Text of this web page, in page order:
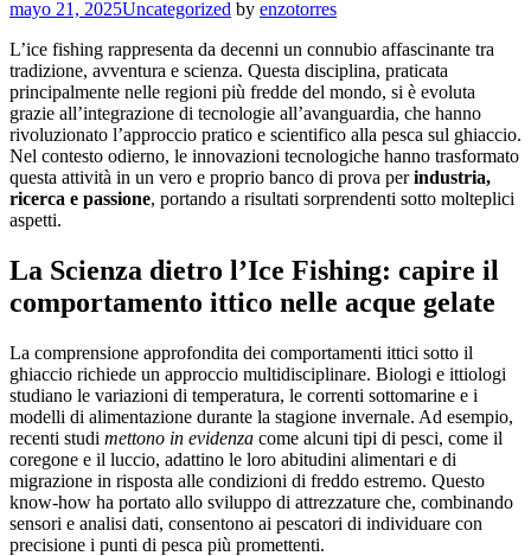
mayo 21, 2025Uncategorized by enzotorres
L’ice fishing rappresenta da decenni un connubio affascinante tra
tradizione, avventura e scienza. Questa disciplina, praticata
principalmente nelle regioni più fredde del mondo, si è evoluta
grazie all’integrazione di tecnologie all’avanguardia, che hanno
rivoluzionato l’approccio pratico e scientifico alla pesca sul ghiaccio.
Nel contesto odierno, le innovazioni tecnologiche hanno trasformato
questa attività in un vero e proprio banco di prova perindustria,
ricerca e passione, portando a risultati sorprendenti sotto molteplici
aspetti.
La Scienza dietro l’Ice Fishing: capire il
comportamento ittico nelle acque gelate
La comprensione approfondita dei comportamenti ittici sotto il
ghiaccio richiede un approccio multidisciplinare. Biologi e ittiologi
studiano le variazioni di temperatura, le correnti sottomarine e i
modelli di alimentazione durante la stagione invernale. Ad esempio,
recenti studi mettono in evidenza come alcuni tipi di pesci, come il
coregone e il luccio, adattino le loro abitudini alimentari e di
migrazione in risposta alle condizioni di freddo estremo. Questo
know-how ha portato allo sviluppo di attrezzature che, combinando
sensori e analisi dati, consentono ai pescatori di individuare con
precisione i punti di pesca più promettenti.